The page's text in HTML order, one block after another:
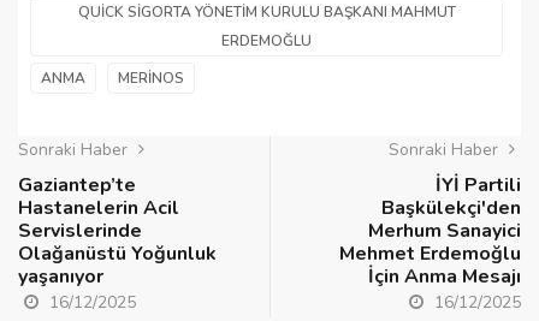
QUICK SIGORTA YÖNETIM KURULU BAŞKANI MAHMUT
ERDEMOĞLU
ANMA
MERINOS
Sonraki Haber
Gaziantep’te
Hastanelerin Acil
Servislerinde
Olağanüstü Yoğunluk
yaşanıyor
16/12/2025
Sonraki Haber
İYİ Partili
Başkülekçi'den
Merhum Sanayici
Mehmet Erdemoğlu
İçin Anma Mesajı
16/12/2025